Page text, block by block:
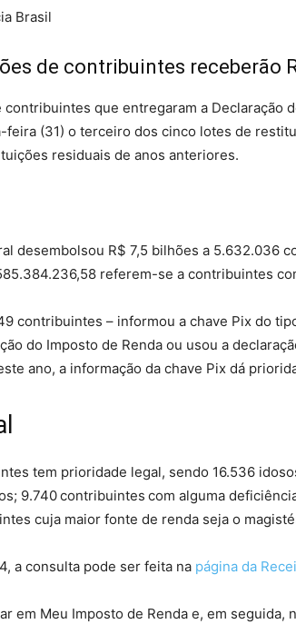
Brasil
de contribuintes receberão
que entregaram a Declaração
feira (31) o terceiro dos cinco lotes de
residuais de anos anteriores.
desembolsou R$ 7,5 bilhões a 5.632.036
referem-se a contribuintes
contribuintes – informou a chave Pix do
do Imposto de Renda ou usou a
ano, a informação da chave Pix dá
tem prioridade legal, sendo 16.536
9.740 contribuintes com alguma
cuja maior fonte de renda seja o
a consulta pode ser feita na página da
em Meu Imposto de Renda e, em seguida,